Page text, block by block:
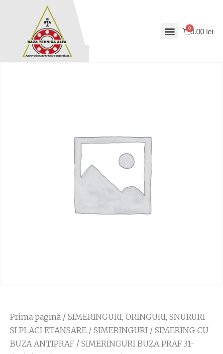
0.00 lei
Prima pagină / SIMERINGURI, ORINGURI, SNURURI
SI PLACI ETANSARE / SIMERINGURI / SIMERING CU
BUZA ANTIPRAF / SIMERINGURI BUZA PRAF 31-